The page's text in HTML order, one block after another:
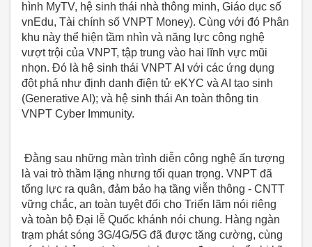
hình MyTV, hệ sinh thái nhà thông minh, Giáo dục số
vnEdu, Tài chính số VNPT Money). Cùng với đó Phân
khu này thể hiện tầm nhìn và năng lực công nghệ
vượt trội của VNPT, tập trung vào hai lĩnh vực mũi
nhọn. Đó là hệ sinh thái VNPT AI với các ứng dụng
đột phá như định danh điện tử eKYC và AI tạo sinh
(Generative AI); và hệ sinh thái An toàn thông tin
VNPT Cyber Immunity.
Đằng sau những màn trình diễn công nghệ ấn tượng
là vai trò thầm lặng nhưng tối quan trọng. VNPT đã
tổng lực ra quân, đảm bảo hạ tầng viễn thông - CNTT
vững chắc, an toàn tuyệt đối cho Triển lãm nói riêng
và toàn bộ Đại lễ Quốc khánh nói chung. Hàng ngàn
trạm phát sóng 3G/4G/5G đã được tăng cường, cùng